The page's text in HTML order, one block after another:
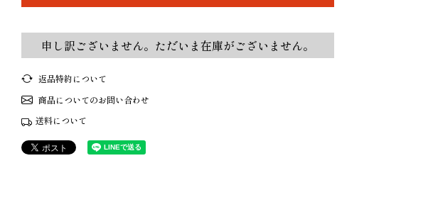
申し訳ございません。ただいま在庫がございません。
返品特約について
商品についてのお問い合わせ
送料について